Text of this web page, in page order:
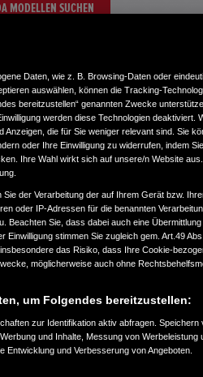
MODELLEN SUCHEN
bis
360.000
km
LEISTUNG
EURONORM
Daten, wie z. B. Browsing-Daten oder
auswählen, können die Tracking-
bereitzustellen“ genannten Zwecke
werden diese Technologien deaktiviert.
die für Sie weniger relevant sind. Sie
oder Ihre Einwilligung zu widerrufen, indem
Ihre Wahl wirkt sich auf unsere/n Website
der Verarbeitung der auf Ihrem Gerät bzw.
oder IP-Adressen für die benannten
Beachten Sie, dass dabei auch eine Übermittlung
stimmen Sie zugleich gem. Art.49
das Risiko, dass Ihre Cookie-
möglicherweise auch ohne
um Folgendes bereitzustellen:
zur Identifikation aktiv abfragen. Speichern
und Inhalte, Messung von Werbeleistung
und Verbesserung von Angeboten.